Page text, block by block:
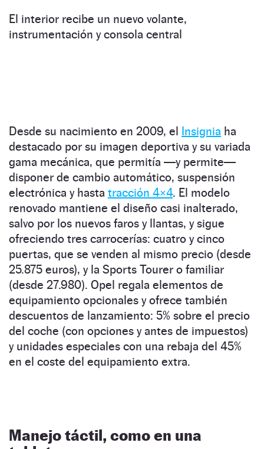
El interior recibe un nuevo volante,
instrumentación y consola central
Desde su nacimiento en 2009, el Insignia ha
destacado por su imagen deportiva y su variada
gama mecánica, que permitía —y permite—
disponer de cambio automático, suspensión
electrónica y hasta tracción 4×4. El modelo
renovado mantiene el diseño casi inalterado,
salvo por los nuevos faros y llantas, y sigue
ofreciendo tres carrocerías: cuatro y cinco
puertas, que se venden al mismo precio (desde
25.875 euros), y la Sports Tourer o familiar
(desde 27.980). Opel regala elementos de
equipamiento opcionales y ofrece también
descuentos de lanzamiento: 5% sobre el precio
del coche (con opciones y antes de impuestos)
y unidades especiales con una rebaja del 45%
en el coste del equipamiento extra.
Manejo táctil, como en una